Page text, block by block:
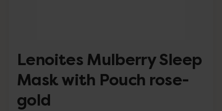
Lenoites Mulberry Sleep
Mask with Pouch rose-
gold